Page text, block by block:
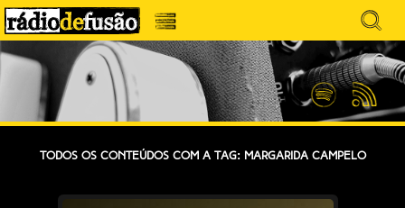
Avançar
para
o
conteúdo
Menu
Search
for:
RÁDIO DEFUSÃO
MÚSICA SEM PRECONCEITOS. CONVERSA
SEM PRETENSÕES.
SpotifyFeed
RSS
Todos os conteúdos com a tag: Margarida Campelo